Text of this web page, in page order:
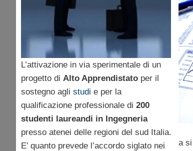
L’attivazione in via sperimentale di un
progetto di Alto Apprendistato per il
sostegno agli studi e per la
qualificazione professionale di 200
studenti laureandi in Ingegneria
presso atenei delle regioni del sud Italia.
E’ quanto prevede l’accordo siglato nei
a